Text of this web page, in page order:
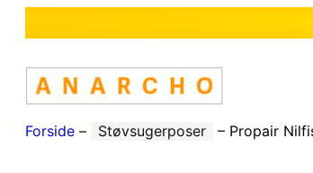
Forside – Støvsugerposer – Propair